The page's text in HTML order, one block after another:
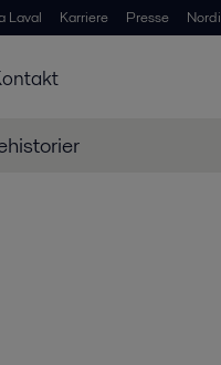
Laval Karriere Presse